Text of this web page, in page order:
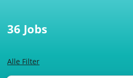
Alle Filter
36 Jobs